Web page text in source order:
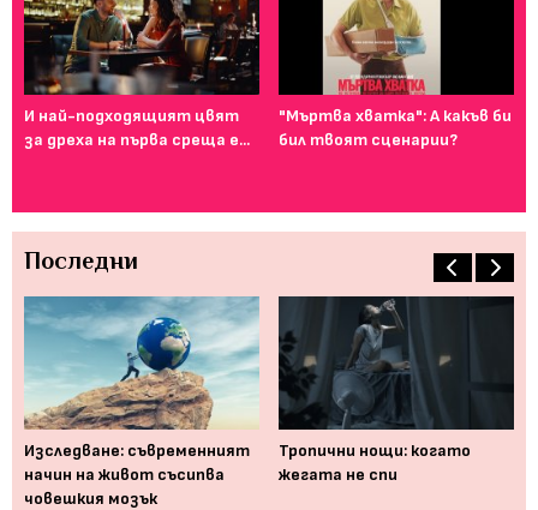
И най-подходящият цвят
за дреха на първа среща е...
"Мъртва хватка": А какъв би
бил твоят сценарии?
Последни
Изследване: съвременният
начин на живот съсипва
човешкия мозък
Тропични нощи: когато
жегата не спи